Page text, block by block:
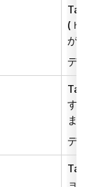
(
が
デフ
す。
ます。
デフ
ョン